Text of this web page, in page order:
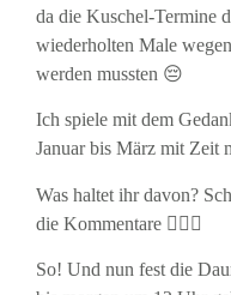
da die Kuschel-Termine
wiederholten Male
werden mussten 😔
Ich spiele mit dem
Januar bis März mit Zeit
Was haltet ihr davon?
die Kommentare 👍🏼😎
So! Und nun fest die